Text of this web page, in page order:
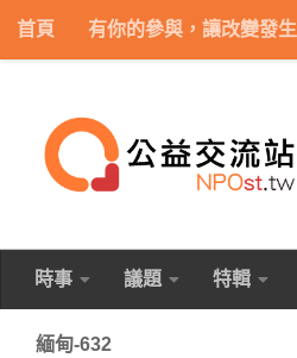
Skip to content
首頁 有你的參與，讓改變發生
時事 議題 特輯
緬甸-632